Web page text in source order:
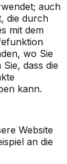
auch
die durch
mit dem
wo Sie
dass die
kann.
Website
an die
und